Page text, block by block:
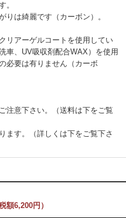
。
りは綺麗です（カーボン）。
リアーゲルコートを使用してい
車、UV吸収剤配合WAX）を使用
必要は有りません（カーボ
注意下さい。（送料は下をご覧
ます。（詳しくは下をご覧下さ
額6,200円）